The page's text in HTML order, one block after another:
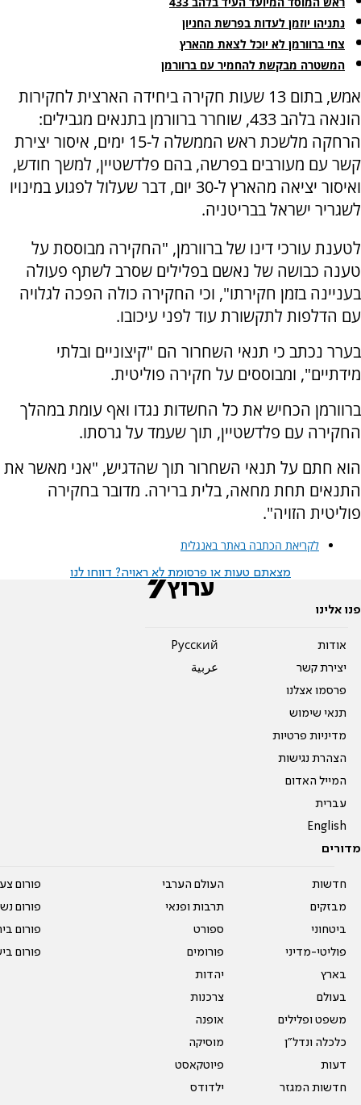
נתניהו יוזמן לעדות בפרשת החניון
צחי ברוורמן לא יוכל לצאת מהארץ
המשטרה מבקשת להחמיר עם ברוורמן
אמש, בתום 13 שעות חקירה ביחידה הארצית לחקירות
הונאה בלהב 433, שוחרר ברוורמן בתנאים מגבילים:
הרחקה מלשכת ראש הממשלה ל-15 ימים, איסור יצירת
קשר עם מעורבים בפרשה, בהם פלדשטיין, למשך חודש,
ואיסור יציאה מהארץ ל-30 יום, דבר שעלול לפגוע במינויו
לשגריר ישראל בבריטניה.
לטענת עורכי דינו של ברוורמן, "החקירה מבוססת על
טענה כבושה של נאשם בפלילים שסרב לשתף פעולה
בעניינה בזמן חקירתו", וכי החקירה כולה הפכה לגלויה
עם הדלפות לתקשורת עוד לפני עיכובו.
בערר נכתב כי תנאי השחרור הם "קיצוניים ובלתי
מידתיים", ומבוססים על חקירה פוליטית.
ברוורמן הכחיש את כל החשדות נגדו ואף עומת במהלך
החקירה עם פלדשטיין, תוך שעמד על גרסתו.
הוא חתם על תנאי השחרור תוך שהדגיש, "אני מאשר את
התנאים תחת מחאה, בלית ברירה. מדובר בחקירה
פוליטית הזויה".
לקריאת הכתבה באתר באנגלית
מצאתם טעות או פרסומת לא ראויה? דווחו לנו
פנו אלינו
אודות
יצירת קשר
פרסמו אצלנו
תנאי שימוש
מדיניות פרטיות
הצהרת נגישות
המייל האדום
עברית
English
Pусский
عربية
מדורים
חדשות
מבזקים
ביטחוני
פוליטי-מדיני
בארץ
בעולם
משפט ופלילים
כלכלה ונדל"ן
דעות
חדשות המגזר
העולם הערבי
תרבות ופנאי
ספורט
פורומים
יהדות
צרכנות
אופנה
מוסיקה
פיוטקאסט
ילדודס
פורום
פורום
פורום
פורום